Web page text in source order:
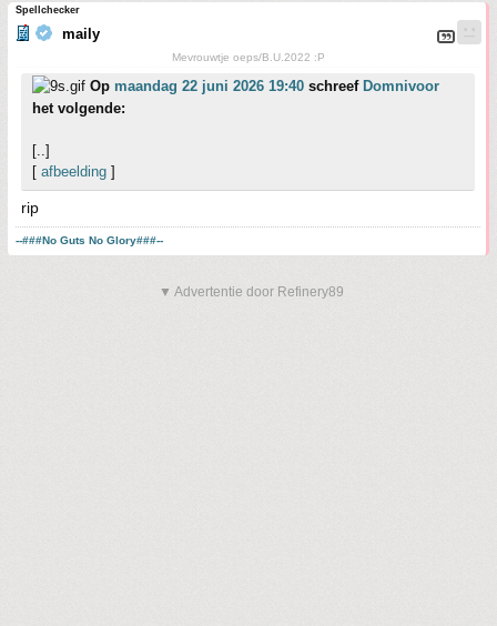
Spellchecker
maily
Mevrouwtje oeps/B.U.2022 :P
Op maandag 22 juni 2026 19:40 schreef Domnivoor
het volgende:
[..]
[ afbeelding ]
rip
--###No Guts No Glory###--
▼ Advertentie door Refinery89